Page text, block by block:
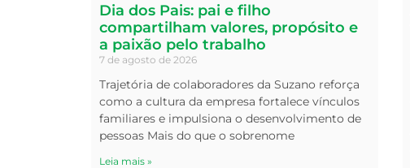
Dia dos Pais: pai e filho
compartilham valores, propósito e
a paixão pelo trabalho
7 de agosto de 2026
Trajetória de colaboradores da Suzano reforça
como a cultura da empresa fortalece vínculos
familiares e impulsiona o desenvolvimento de
pessoas Mais do que o sobrenome
Leia mais »